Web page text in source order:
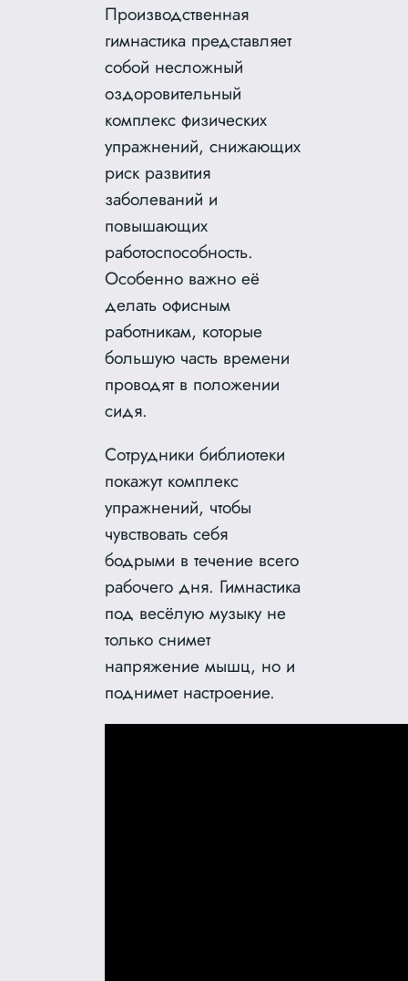
Производственная
гимнастика представляет
собой несложный
оздоровительный
комплекс физических
упражнений, снижающих
риск развития
заболеваний и
повышающих
работоспособность.
Особенно важно её
делать офисным
работникам, которые
большую часть времени
проводят в положении
сидя.
Сотрудники библиотеки
покажут комплекс
упражнений, чтобы
чувствовать себя
бодрыми в течение всего
рабочего дня. Гимнастика
под весёлую музыку не
только снимет
напряжение мышц, но и
поднимет настроение.